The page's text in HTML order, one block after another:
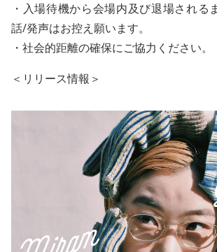
・入場待機から会場内及び退場される
話/発声はお控え願います。
・社会的距離の確保にご協力ください。
＜リリース情報＞